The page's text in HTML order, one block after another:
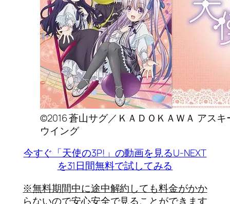
©2016 蒼山サグ／ＫＡＤＯＫＡＷＡ アス
ウイング
今すぐ「天使の3P!」の動画を見るU-NEXT
を31日間無料で試してみる
※無料期間中に途中解約しても料金がかか
らないので安心安全で見ることができます